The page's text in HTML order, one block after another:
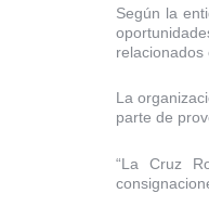
Según la
relacionados
La
parte de
“La Cruz